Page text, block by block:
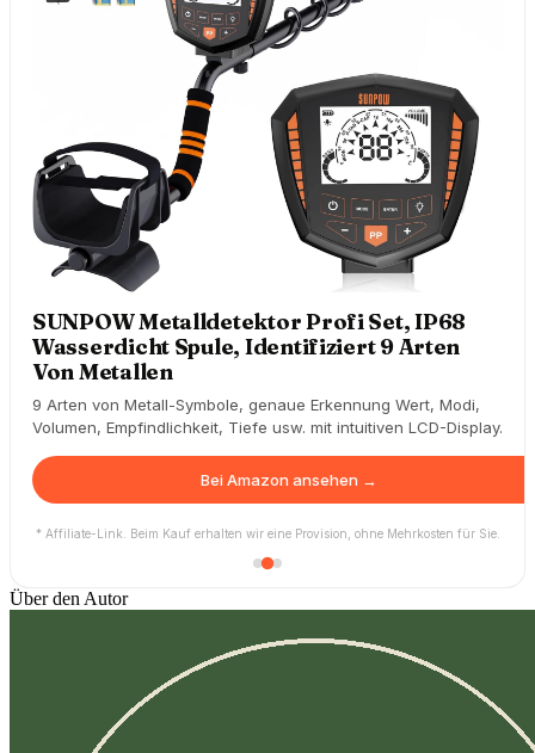
SUNPOW Metalldetektor Profi Set, IP68
Wasserdicht Spule, Identifiziert 9 Arten
Von Metallen
9 Arten von Metall-Symbole, genaue Erkennung Wert, Modi,
Volumen, Empfindlichkeit, Tiefe usw. mit intuitiven LCD-Display.
Bei Amazon ansehen →
* Affiliate-Link. Beim Kauf erhalten wir eine Provision, ohne Mehrkosten für Sie.
Über den Autor